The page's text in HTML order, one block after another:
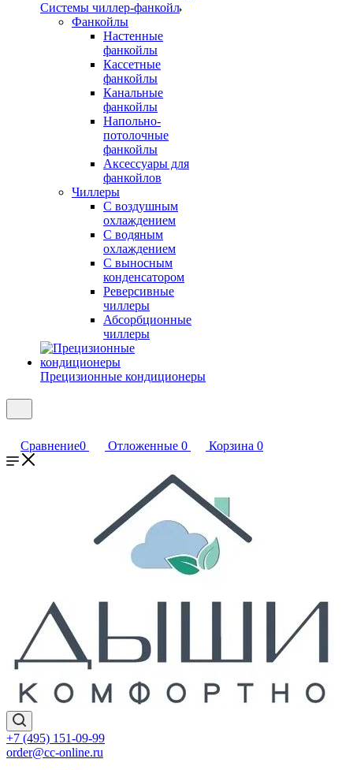
Системы чиллер-фанкойл
Фанкойлы
Настенные
фанкойлы
Кассетные
фанкойлы
Канальные
фанкойлы
Напольно-
потолочные
фанкойлы
Аксессуары для
фанкойлов
Чиллеры
С воздушным
охлаждением
С водяным
охлаждением
С выносным
конденсатором
Реверсивные
чиллеры
Абсорбционные
чиллеры
Прецизионные кондиционеры
Сравнение0 Отложенные 0 Корзина 0
+7 (495) 151-09-99
order@cc-online.ru